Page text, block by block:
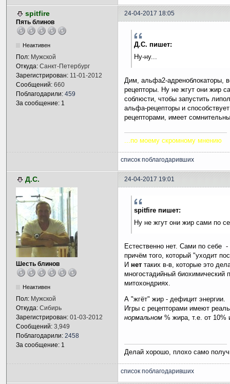
spitfire
24-04-2017 18:05
Пять блинов
Неактивен
Пол: Мужской
Откуда: Санкт-Петербург
Зарегистрирован: 11-01-2012
Сообщений: 660
Поблагодарили: 459
За сообщение: 1
Д.С. пишет:
Ну-ну...
Дим, альфа2-адреноблокаторы,
рецепторы. Ну не жгут они жир
соблюсти, чтобы запустить
альфа-рецепторы и
рецепторами, имеет
...по моему скромному мнению
список поблагодаривших
Д.С. 24-04-2017 19:01
Шесть блинов
Неактивен
Пол: Мужской
Откуда: Сибирь
Зарегистрирован: 01-03-2012
Сообщений: 3,949
Поблагодарили: 2458
За сообщение: 1
spitfire пишет:
Ну не жгут они жир сами по
Естественно нет. Сами по себе
причём того, который "уходит
И нет таких в-в, которые это
многостадийный биохимический
митохондриях.
А "жгёт" жир - дефицит энергии.
Игры с рецепторами имеют
нормальном % жира, т.е. от
Делай хорошо, плохо само
список поблагодаривших